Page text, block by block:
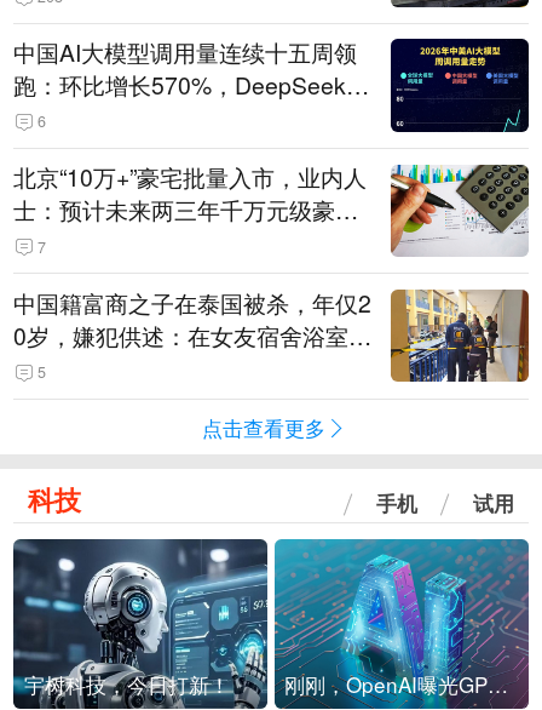
中国AI大模型调用量连续十五周领
跑：环比增长570%，DeepSeek-V
4-Flash正式版登顶！MiniMax M
3、阶跃星辰Step 3.7 Flash跌出榜
单
6
北京“10万+”豪宅批量入市，业内人
士：预计未来两三年千万元级豪宅
潜在供应达万套！谁在买单？
7
中国籍富商之子在泰国被杀，年仅2
0岁，嫌犯供述：在女友宿舍浴室发
现他，持刀询问身份时发生拉扯
5
点击查看更多
科技 手机 试用
宇树科技，今日打新！ 刚刚，OpenAI曝光GPT-6！传10万亿参数，8月强行发布